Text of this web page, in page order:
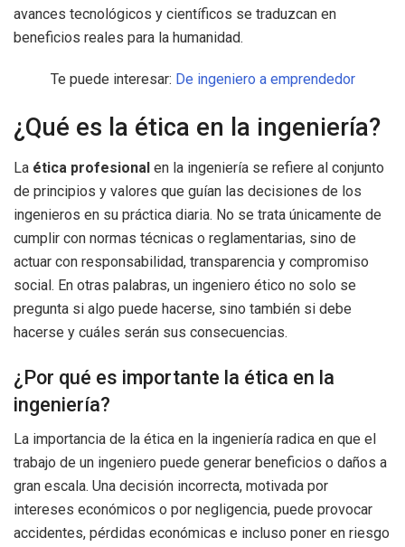
avances tecnológicos y científicos se traduzcan en
beneficios reales para la humanidad.
Te puede interesar: De ingeniero a emprendedor
¿Qué es la ética en la ingeniería?
La ética profesional en la ingeniería se refiere al conjunto
de principios y valores que guían las decisiones de los
ingenieros en su práctica diaria. No se trata únicamente de
cumplir con normas técnicas o reglamentarias, sino de
actuar con responsabilidad, transparencia y compromiso
social. En otras palabras, un ingeniero ético no solo se
pregunta si algo puede hacerse, sino también si debe
hacerse y cuáles serán sus consecuencias.
¿Por qué es importante la ética en la
ingeniería?
La importancia de la ética en la ingeniería radica en que el
trabajo de un ingeniero puede generar beneficios o daños a
gran escala. Una decisión incorrecta, motivada por
intereses económicos o por negligencia, puede provocar
accidentes, pérdidas económicas e incluso poner en riesgo